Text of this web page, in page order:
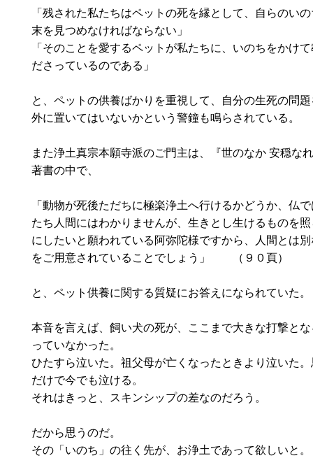
「残された私たちはペットの死を縁として、自らのい
末を見つめなければならない」
「そのことを愛するペットが私たちに、いのちをかけ
ださっているのである」
と、ペットの供養ばかりを重視して、自分の生死の問
外に置いてはいないかという警鐘も鳴らされている。
また浄土真宗本願寺派のご門主は、『世のなか 安穏な
著書の中で、
「動物が死後ただちに極楽浄土へ行けるかどうか、仏
たち人間にはわかりませんが、生きとし生けるものを
にしたいと願われている阿弥陀様ですから、人間とは
をご用意されていることでしょう」 （９０頁）
と、ペット供養に関する質疑にお答えになられていた。
本音を言えば、飼い犬の死が、ここまで大きな打撃と
っていなかった。
ひたすら泣いた。祖父母が亡くなったときより泣いた
だけで今でも泣ける。
それはきっと、スキンシップの差なのだろう。
だから思うのだ。
その「いのち」の往く先が、お浄土であって欲しいと。